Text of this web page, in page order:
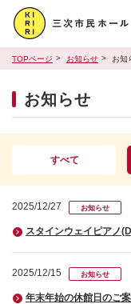
TOPページ お知らせ お知
お知らせ
すべて
2025/12/27 お知らせ
スタインウェイピアノ
2025/12/15 お知らせ
年末年始の休館日のご